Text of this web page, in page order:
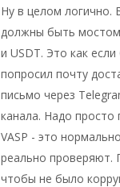
Ну в целом логично.
должны быть
и USDT. Это как
попросил почту
письмо через
канала. Надо просто
VASP - это
реально проверяют.
чтобы не было